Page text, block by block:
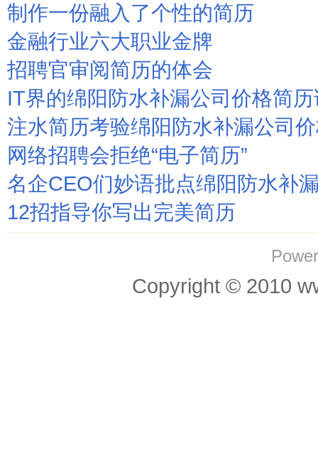
制作一份融入了个性的简历
金融行业六大职业金牌
招聘官审阅简历的体会
IT界的绵阳防水补漏公司价格简
注水简历考验绵阳防水补漏公司
网络招聘会拒绝“电子简历”
名企CEO们妙语批点绵阳防水补
12招指导你写出完美简历
Copyright © 2010